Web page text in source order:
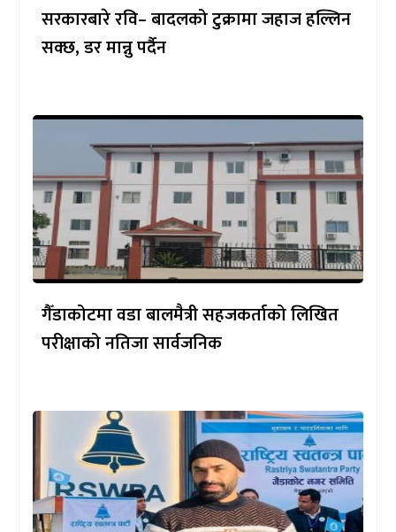
सरकारबारे रवि– बादलको टुक्रामा जहाज हल्लिन
सक्छ, डर मान्नु पर्दैन
गैँडाकोटमा वडा बालमैत्री सहजकर्ताको लिखित
परीक्षाको नतिजा सार्वजनिक